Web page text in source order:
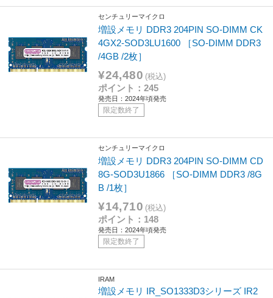
センチュリーマイクロ
増設メモリ DDR3 204PIN SO-DIMM CK
4GX2-SOD3LU1600 ［SO-DIMM DDR3
/4GB /2枚］
¥24,480 (税込)
ポイント：245
発売日：2024年頃発売
限定数終了
センチュリーマイクロ
増設メモリ DDR3 204PIN SO-DIMM CD
8G-SOD3U1866 ［SO-DIMM DDR3 /8G
B /1枚］
¥14,710 (税込)
ポイント：148
発売日：2024年頃発売
限定数終了
IRAM
増設メモリ IR_SO1333D3シリーズ IR2